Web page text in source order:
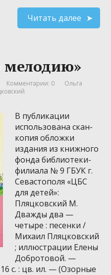
Читать далее
мелодию»
Комментарии: 0
Ольга
В публикации
использована скан-
копия обложки
издания из книжного
фонда библиотеки-
филиала № 9 ГБУК г.
Севастополя «ЦБС
для детей»:
Пляцковский М.
Дважды два —
четыре : песенки /
Михаил Пляцковский
; иллюстрации Елены
Добротовой. —
с. : цв. ил. — (Озорные